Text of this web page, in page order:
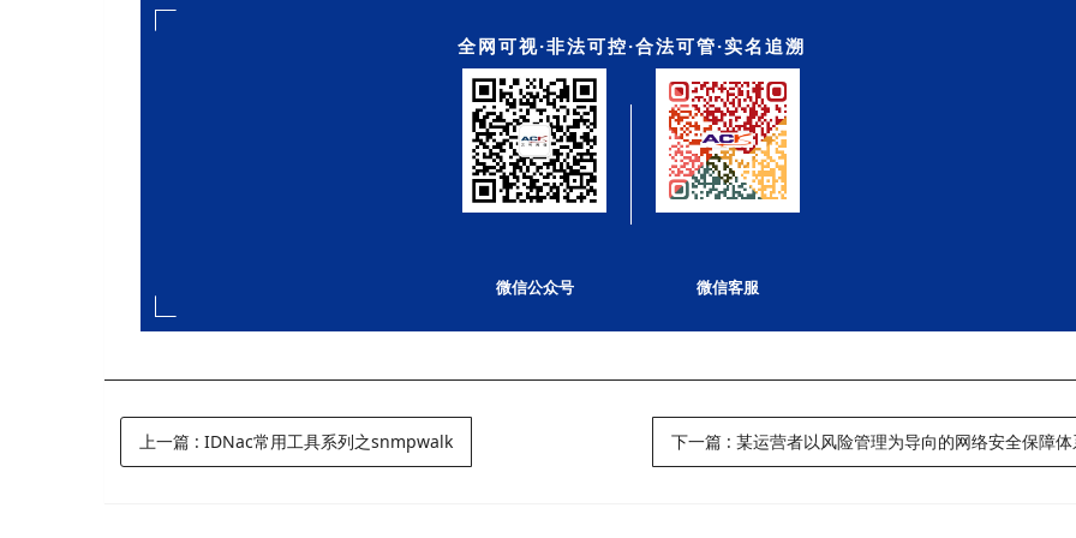
全网可视·非法可控·合法可管·实名追溯
微信公众号 微信客服
上一篇 :IDNac常用工具系列之snmpwalk 下一篇 :某运营者以风险管理为导向的网络安全保障